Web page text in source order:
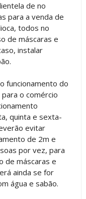
de no
para a venda de
todos no
de máscaras e
instalar
funcionamento do
o comércio
quinta e sexta-
evitar
de 2m e
por vez, para
de máscaras e
ainda se for
água e sabão.